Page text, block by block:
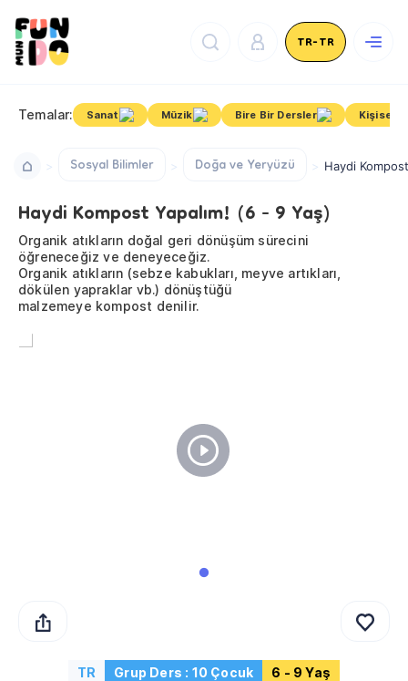
TR-TR
Temalar: Sanat Müzik Bire Bir Dersler Kişisel
Sosyal Bilimler Doğa ve Yeryüzü Haydi
Haydi Kompost Yapalım! (6 - 9 Yaş)
Organik atıkların doğal geri dönüşüm sürecini
öğreneceğiz ve deneyeceğiz.
Organik atıkların (sebze kabukları, meyve artıkları,
dökülen yapraklar vb.) dönüştüğü
malzemeye kompost denilir.
TR Grup Ders : 10 Çocuk 6 - 9 Yaş